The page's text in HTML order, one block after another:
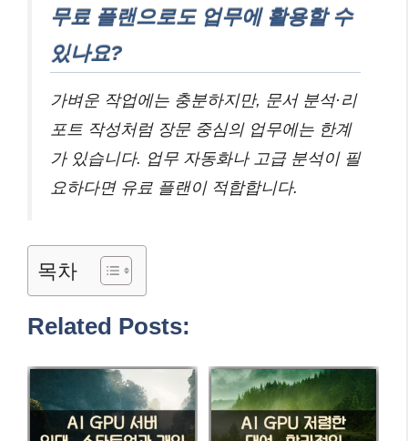
무료 플랜으로도 업무에 활용할 수
있나요?
가벼운 작업에는 충분하지만, 문서 분석·리
포트 작성처럼 장문 중심의 업무에는 한계
가 있습니다. 업무 자동화나 고급 분석이 필
요하다면 유료 플랜이 적합합니다.
목차
Related Posts: